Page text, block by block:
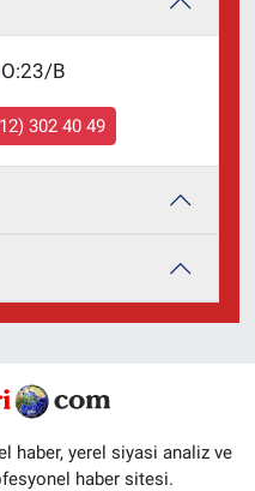
B
302 40 49
haber, yerel siyasi analiz ve
haber sitesi.